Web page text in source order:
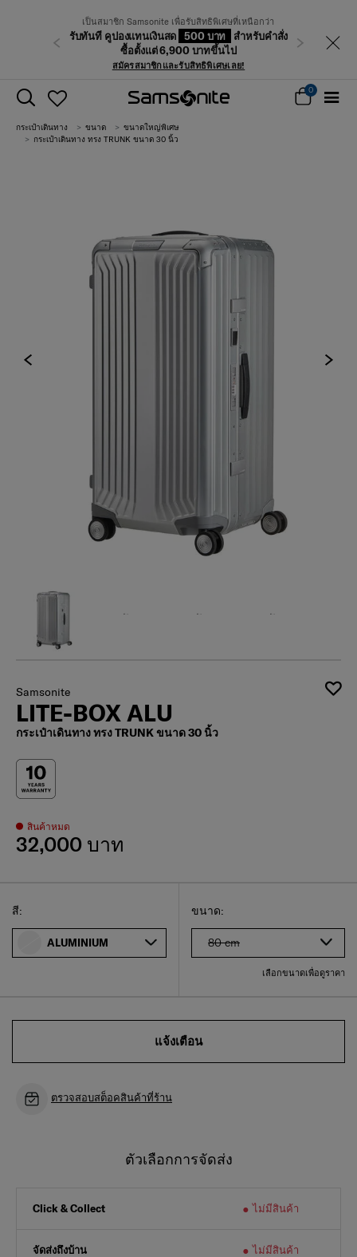
เป็นสมาชิก Samsonite เพื่อรับสิทธิพิเศษที่เหนือกว่า
รับทันที คูปองแทนเงินสด 500 บาท
สำหรับคำสั่ง
ซื้อตั้งแต่ 6,900 บาทขึ้นไป
สมัครสมาชิกและรับสิทธิพิเศษเลย!
ก่อนหน้า ถัดไป
0
กระเป๋าเดินทาง ขนาด
ขนาดใหญ่พิเศษ
กระเป๋าเดินทาง ทรง TRUNK ขนาด 30 นิ้ว
Samsonite
LITE-BOX ALU
กระเป๋าเดินทาง ทรง TRUNK ขนาด 30 นิ้ว
สินค้าหมด
32,000 บาท
เลือกขนาดของคุณ
Select
ขนาด:
80 cm
เลือกขนาดเพื่อดูราคา
Select
สี:
ALUMINIUM
แจ้งเตือน
ตรวจสอบสต็อคสินค้าที่ร้าน
ตัวเลือกการจัดส่ง
Click & Collect ไม่มีสินค้า
จัดส่งถึงบ้าน ไม่มีสินค้า